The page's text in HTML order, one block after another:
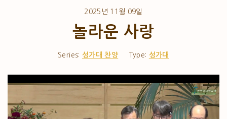
2025년 11월 09일
놀라운 사랑
Series: 성가대 찬양 Type: 성가대